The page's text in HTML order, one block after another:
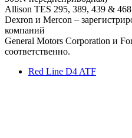
Allison TES 295, 389, 439 & 468
Dexron и Mercon –
компаний
General Motors Corporation и
соответственно.
Red Line D4 ATF